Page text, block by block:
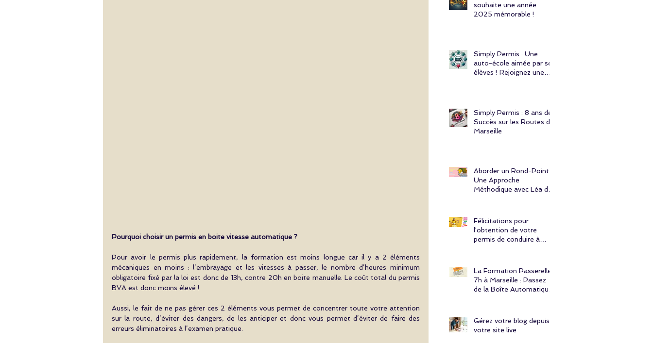
Pourquoi choisir un permis en boite vitesse automatique ?
Pour avoir le permis plus rapidement, la formation est moins longue car il y a 2 éléments
mécaniques en moins : l’embrayage et les vitesses à passer, le nombre d’heures minimum
obligatoire fixé par la loi est donc de 13h, contre 20h en boite manuelle. Le coût total du permis
BVA est donc moins élevé !
Aussi, le fait de ne pas gérer ces 2 éléments vous permet de concentrer toute votre attention
sur la route, d’éviter des dangers, de les anticiper et donc vous permet d’éviter de faire des
erreurs éliminatoires à l’examen pratique.
souhaite une année
2025 mémorable !
Simply Permis : Une
auto-école aimée par ses
élèves ! Rejoignez une
Simply Permis : 8 ans de
Succès sur les Routes de
Marseille
Aborder un Rond-Point :
Une Approche
Méthodique avec Léa de
Félicitations pour
l'obtention de votre
permis de conduire à
La Formation Passerelle
7h à Marseille : Passez
de la Boîte Automatique
Gérez votre blog depuis
votre site live